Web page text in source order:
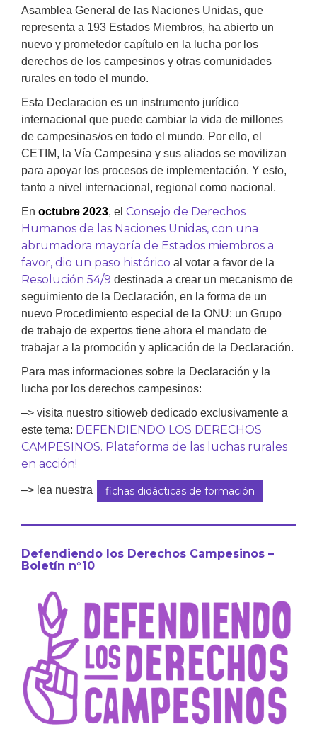
Asamblea General de las Naciones Unidas, que
representa a 193 Estados Miembros, ha abierto un
nuevo y prometedor capítulo en la lucha por los
derechos de los campesinos y otras comunidades
rurales en todo el mundo.
Esta Declaracion es un instrumento jurídico
internacional que puede cambiar la vida de millones
de campesinas/os en todo el mundo. Por ello, el
CETIM, la Vía Campesina y sus aliados se movilizan
para apoyar los procesos de implementación. Y esto,
tanto a nivel internacional, regional como nacional.
En octubre 2023, el Consejo de Derechos
Humanos de las Naciones Unidas, con una
abrumadora mayoría de Estados miembros a
favor, dio un paso histórico al votar a favor de la
Resolución 54/9 destinada a crear un mecanismo de
seguimiento de la Declaración, en la forma de un
nuevo Procedimiento especial de la ONU: un Grupo
de trabajo de expertos tiene ahora el mandato de
trabajar a la promoción y aplicación de la Declaración.
Para mas informaciones sobre la Declaración y la
lucha por los derechos campesinos:
–> visita nuestro sitioweb dedicado exclusivamente a
este tema: DEFENDIENDO LOS DERECHOS
CAMPESINOS. Plataforma de las luchas rurales
en acción!
–> lea nuestra fichas didácticas de formación
Defendiendo los Derechos Campesinos –
Boletín n°10